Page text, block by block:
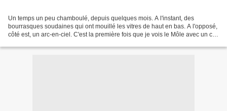
Un temps un peu chamboulé, depuis quelques mois. A l'instant, des
bourrasques soudaines qui ont mouillé les vitres de haut en bas. A l'opposé,
côté est, un arc-en-ciel. C'est la première fois que je vois le Môle avec un ciel